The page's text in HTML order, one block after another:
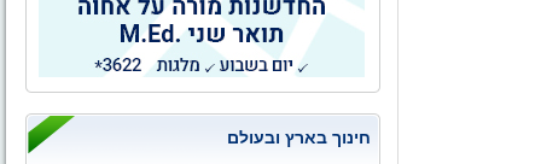
חינוך בארץ ובעולם